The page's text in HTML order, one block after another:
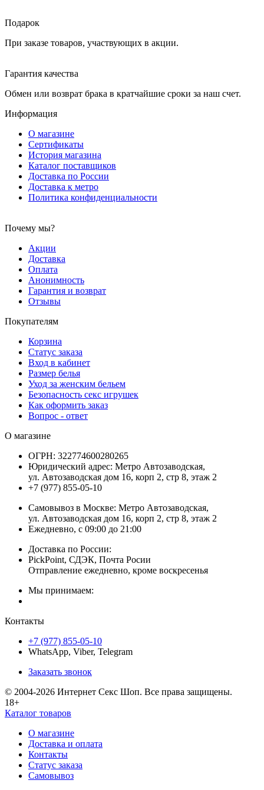
Подарок
При заказе товаров, участвующих в акции.
Гарантия качества
Обмен или возврат брака в кратчайшие сроки за наш счет.
Информация
О магазине
Сертификаты
История магазина
Каталог поставщиков
Доставка по России
Доставка к метро
Политика конфиденциальности
Почему мы?
Акции
Доставка
Оплата
Анонимность
Гарантия и возврат
Отзывы
Покупателям
Корзина
Статус заказа
Вход в кабинет
Размер белья
Уход за женским бельем
Безопасность секс игрушек
Как оформить заказ
Вопрос - ответ
О магазине
ОГРН: 322774600280265
Юридический адрес: Метро Автозаводская,
ул. Автозаводская дом 16, корп 2, стр 8, этаж 2
+7 (977) 855-05-10
Самовывоз в Москве: Метро Автозаводская,
ул. Автозаводская дом 16, корп 2, стр 8, этаж 2
Ежедневно, с 09:00 до 21:00
Доставка по России:
PickPoint, СДЭК, Почта Росии
Отправление ежедневно, кроме воскресенья
Мы принимаем:
Контакты
+7 (977) 855-05-10
WhatsApp, Viber, Telegram
Заказать звонок
© 2004-2026 Интернет Секс Шоп. Все права защищены.
18+
Каталог товаров
О магазине
Доставка и оплата
Контакты
Статус заказа
Самовывоз